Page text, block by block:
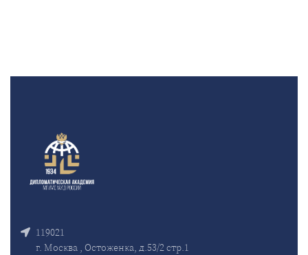
119021
г. Москва , Остоженка, д.53/2 стр.1